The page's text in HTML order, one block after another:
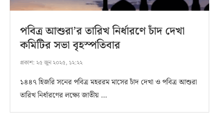
পবিত্র আশুরা’র তারিখ নির্ধারণে চাঁদ দেখা
কমিটির সভা বৃহস্পতিবার
প্রকাশ: ২৫ জুন ২০২৫, ১২:২২
১৪৪৭ হিজরি সনের পবিত্র মহররম মাসের চাঁদ দেখা ও পবিত্র আশুরা
তারিখ নির্ধারণের লক্ষ্যে জাতীয় …